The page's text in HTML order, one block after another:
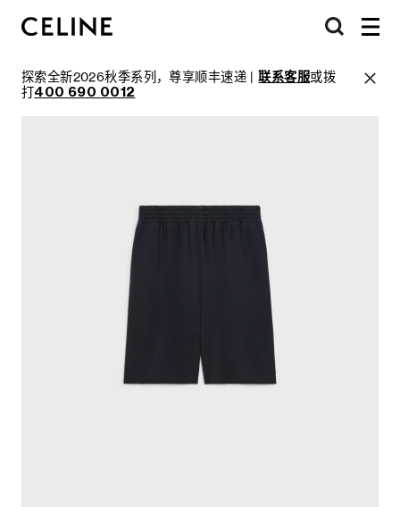
探索全新2026秋季系列，尊享顺丰速递 |联系客服或拨
打400 690 0012